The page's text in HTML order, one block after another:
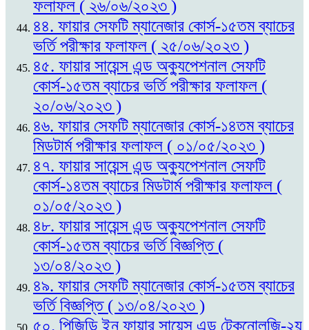
ফলাফল ( ২৬/০৬/২০২৩ )
৪৪. ফায়ার সেফটি ম্যানেজার কোর্স-১৫তম ব্যাচের
ভর্তি পরীক্ষার ফলাফল ( ২৫/০৬/২০২৩ )
৪৫. ফায়ার সায়েন্স এন্ড অক্যুপেশনাল সেফটি
কোর্স-১৫তম ব্যাচের ভর্তি পরীক্ষার ফলাফল (
২০/০৬/২০২৩ )
৪৬. ফায়ার সেফটি ম্যানেজার কোর্স-১৪তম ব্যাচের
মিডটার্ম পরীক্ষার ফলাফল ( ০১/০৫/২০২৩ )
৪৭. ফায়ার সায়েন্স এন্ড অক্যুপেশনাল সেফটি
কোর্স-১৪তম ব্যাচের মিডটার্ম পরীক্ষার ফলাফল (
০১/০৫/২০২৩ )
৪৮. ফায়ার সায়েন্স এন্ড অক্যুপেশনাল সেফটি
কোর্স-১৫তম ব্যাচের ভর্তি বিজ্ঞপ্তি (
১৩/০৪/২০২৩ )
৪৯. ফায়ার সেফটি ম্যানেজার কোর্স-১৫তম ব্যাচের
ভর্তি বিজ্ঞপ্তি ( ১৩/০৪/২০২৩ )
৫০. পিজিডি ইন ফায়ার সায়েন্স এন্ড টেকনোলজি-২য়